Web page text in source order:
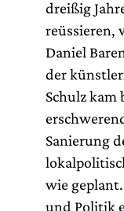
dreißig
reüssieren,
Daniel
der
Schulz kam
Sanierung
wie
und Politik